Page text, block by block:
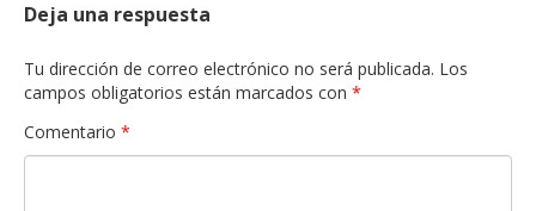
Deja una respuesta
Tu dirección de correo electrónico no será publicada. Los
campos obligatorios están marcados con *
Comentario *